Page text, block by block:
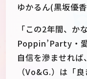
ゆかるん(黒坂優
「この2年間、か
Poppin’Party・
自信を滲ませれ
（Vo&G.）は「